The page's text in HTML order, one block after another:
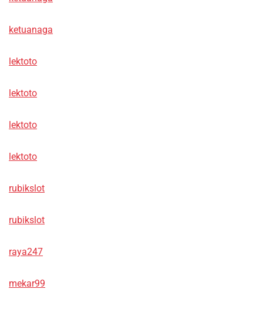
ketuanaga
lektoto
lektoto
lektoto
lektoto
rubikslot
rubikslot
raya247
mekar99